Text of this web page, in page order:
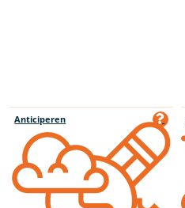
Anticiperen